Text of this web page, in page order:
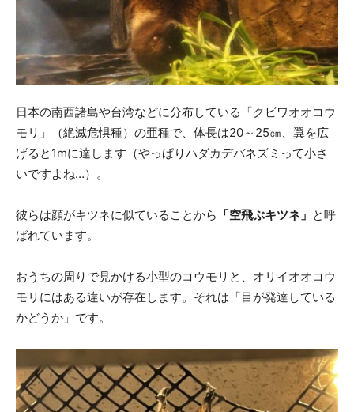
日本の南西諸島や台湾などに分布している「クビワオオコウ
モリ」（絶滅危惧種）の亜種で、体長は20～25㎝、翼を広
げると1mに達します（やっぱりハダカデバネズミって小さ
いですよね…）。
彼らは顔がキツネに似ていることから 「空飛ぶキツネ」 と呼
ばれています。
おうちの周りで見かける小型のコウモリと、オリイオオコウ
モリにはある違いが存在します。それは「目が発達している
かどうか」です。